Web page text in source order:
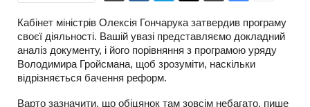
Кабінет міністрів Олексія Гончарука затвердив програму
своєї діяльності. Вашій увазі представляємо докладний
аналіз документу, і його порівняння з програмою уряду
Володимира Гройсмана, щоб зрозуміти, наскільки
відрізняється бачення реформ.
Варто зазначити, що обіцянок там зовсім небагато, пише